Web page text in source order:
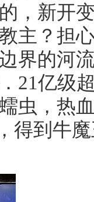
，新开
主？担
界的河
21亿级
虫，热
得到牛